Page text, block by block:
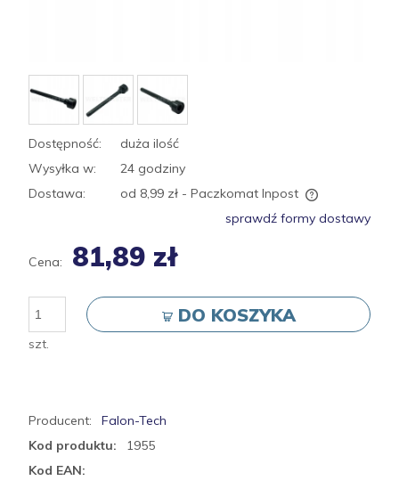
Dostępność:
duża ilość
Wysyłka w:
24 godziny
Dostawa:
od 8,99 zł - Paczkomat Inpost
sprawdź formy dostawy
Cena: 81,89 zł
szt.
DO KOSZYKA
Producent:
Falon-Tech
Kod produktu:
1955
Kod EAN: